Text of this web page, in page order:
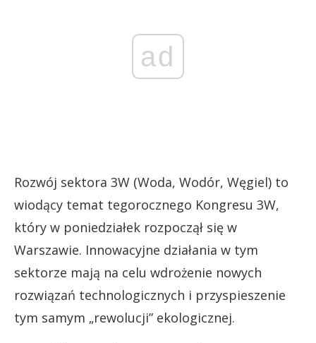
ad
Rozwój sektora 3W (Woda, Wodór, Węgiel) to
wiodący temat tegorocznego Kongresu 3W,
który w poniedziałek rozpoczął się w
Warszawie. Innowacyjne działania w tym
sektorze mają na celu wdrożenie nowych
rozwiązań technologicznych i przyspieszenie
tym samym „rewolucji” ekologicznej.